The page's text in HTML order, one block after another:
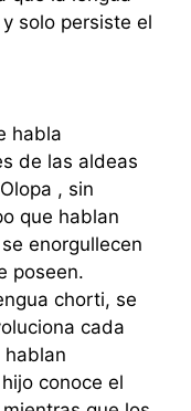
solo persiste el
habla
de las aldeas
, sin
que hablan
enorgullecen
poseen.
chorti, se
cada
hablan
conoce el